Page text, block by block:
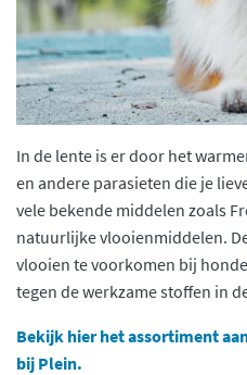
In de lente is er door het
en andere parasieten die je
vele bekende middelen zoals
natuurlijke vlooienmiddelen.
vlooien te voorkomen bij
tegen de werkzame stoffen in
Bekijk hier het assortiment
bij Plein.